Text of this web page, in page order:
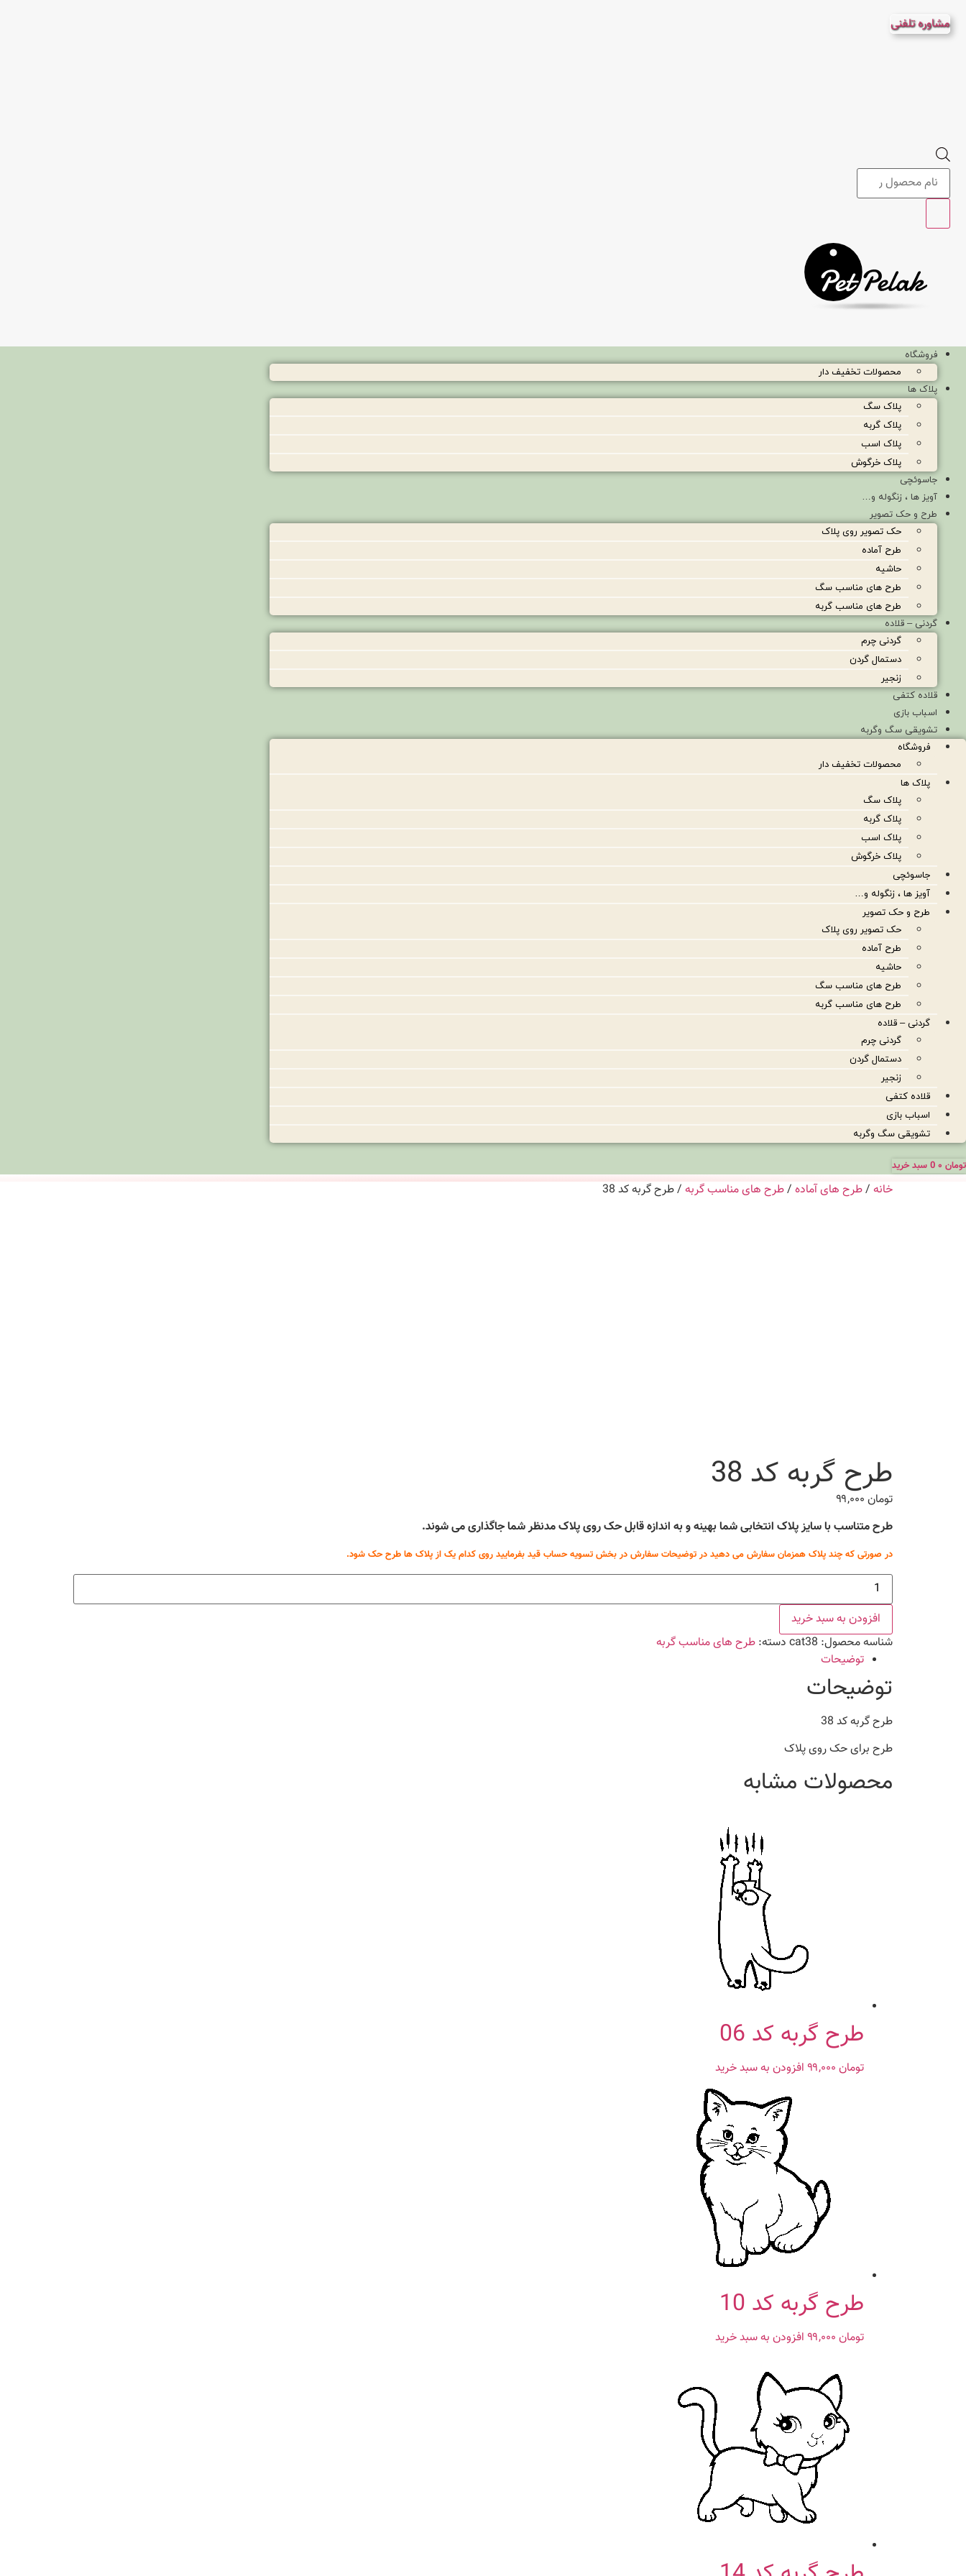
محتوا
مشاوره تلفنی
Products
search
فروشگاه
محصولات تخفیف دار
پلاک ها
پلاک سگ
پلاک گربه
پلاک اسب
پلاک خرگوش
جاسوئچی
آویز ها ، زنگوله و…
طرح و حک تصویر
حک تصویر روی پلاک
طرح آماده
حاشیه
طرح های مناسب سگ
طرح های مناسب گربه
گردنی – قلاده
گردنی چرم
دستمال گردن
زنجیر
قلاده کتفی
اسباب بازی
تشویقی سگ وگربه
فروشگاه
محصولات تخفیف دار
پلاک ها
پلاک سگ
پلاک گربه
پلاک اسب
پلاک خرگوش
جاسوئچی
آویز ها ، زنگوله و…
طرح و حک تصویر
حک تصویر روی پلاک
طرح آماده
حاشیه
طرح های مناسب سگ
طرح های مناسب گربه
گردنی – قلاده
گردنی چرم
دستمال گردن
زنجیر
قلاده کتفی
اسباب بازی
تشویقی سگ وگربه
تومان 0 سبد خرید
خانه /طرح های آماده /طرح های مناسب گربه / طرح گربه کد 38
طرح گربه کد 38
تومان
طرح متناسب با سایز پلاک انتخابی شما بهینه و به اندازه قابل حک روی پلاک مدنظر شما جاگذاری می شوند.
در صورتی که چند پلاک همزمان سفارش می دهید در توضیحات سفارش در بخش تسویه حساب قید بفرمایید روی کدام یک از پلاک ها طرح حک شود.
طرح
گربه
کد
عددافزودن به سبد خرید
شناسه محصول: cat38 دسته: طرح های مناسب گربه
توضیحات
توضیحات
طرح گربه کد 38
طرح برای حک روی پلاک
محصولات مشابه
طرح گربه کد 06
تومان افزودن به سبد خرید
طرح گربه کد 10
تومان افزودن به سبد خرید